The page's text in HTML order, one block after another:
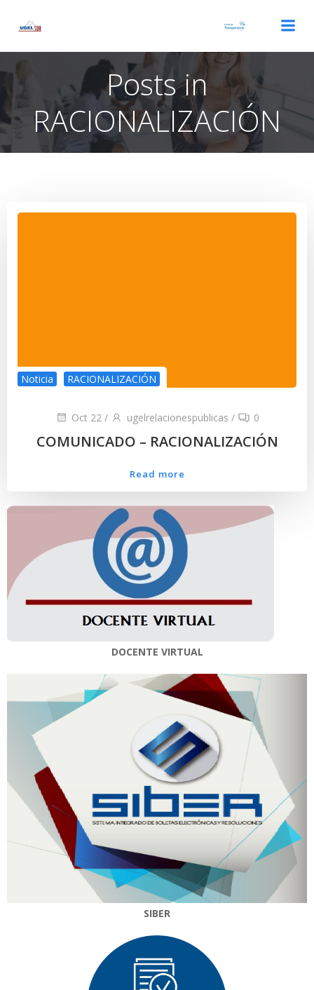
Posts in
RACIONALIZACIÓN
Noticia RACIONALIZACIÓN
Oct 22 / ugelrelacionespublicas / 0
COMUNICADO – RACIONALIZACIÓN
Read more
DOCENTE VIRTUAL
SIBER